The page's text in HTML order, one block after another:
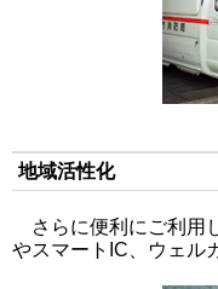
地域活性化
さらに便利にご利用
やスマートIC、ウェル